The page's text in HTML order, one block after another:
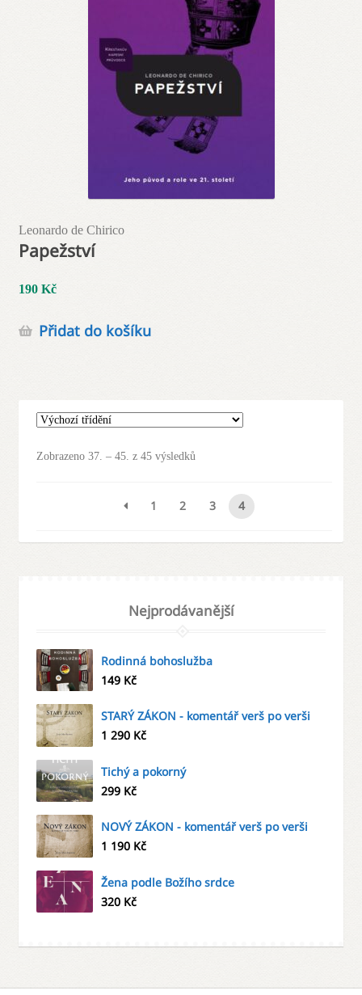
Leonardo de Chirico
Papežství
190 Kč
Přidat do košíku
Zobrazeno 37. – 45. z 45 výsledků
1 2 3 4
Nejprodávanější
Rodinná bohoslužba
149 Kč
STARÝ ZÁKON - komentář verš po verši
1 290 Kč
Tichý a pokorný
299 Kč
NOVÝ ZÁKON - komentář verš po verši
1 190 Kč
Žena podle Božího srdce
320 Kč